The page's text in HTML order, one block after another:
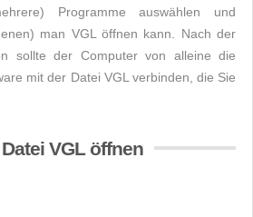
Programme auswählen und
man VGL öffnen kann. Nach der
sollte der Computer von alleine die
mit der Datei VGL verbinden, die Sie
VGL öffnen